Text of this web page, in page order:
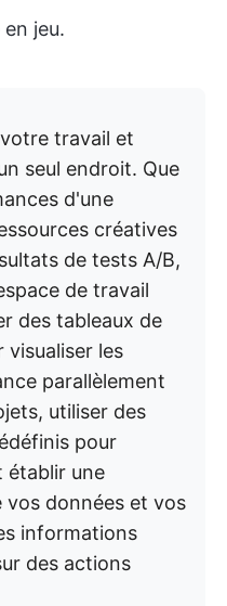
jeu.
travail et
seul endroit. Que
d'une
créatives
de tests A/B,
de travail
des tableaux de
visualiser les
parallèlement
utiliser des
pour
établir une
données et vos
informations
des actions